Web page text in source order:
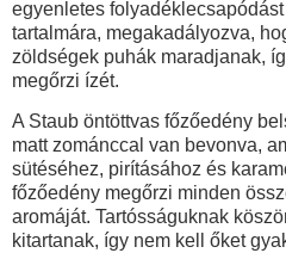
egyenletes
tartalmára, megakadályozva,
zöldségek puhák maradjanak,
megőrzi ízét.
A Staub öntöttvas főzőedény
matt zománccal van bevonva,
sütéséhez, pirításához és
főzőedény megőrzi minden
aromáját. Tartósságuknak
kitartanak, így nem kell őket